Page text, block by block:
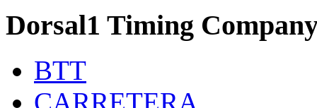
Dorsal1 Timing
BTT